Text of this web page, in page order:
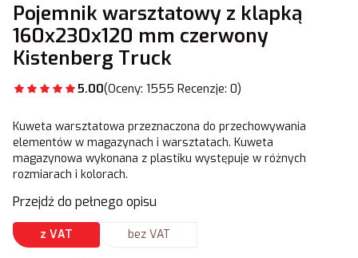
Pojemnik warsztatowy z klapką
160x230x120 mm czerwony
Kistenberg Truck
5.00(Oceny: 1555 Recenzje: 0)
Kuweta warsztatowa przeznaczona do przechowywania
elementów w magazynach i warsztatach. Kuweta
magazynowa wykonana z plastiku występuje w różnych
rozmiarach i kolorach.
Przejdź do pełnego opisu
z VAT bez VAT